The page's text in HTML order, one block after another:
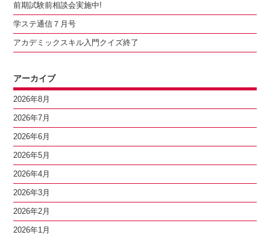
前期試験前相談会実施中!
学ステ通信７月号
アカデミックスキル入門クイズ終了
アーカイブ
2026年8月
2026年7月
2026年6月
2026年5月
2026年4月
2026年3月
2026年2月
2026年1月